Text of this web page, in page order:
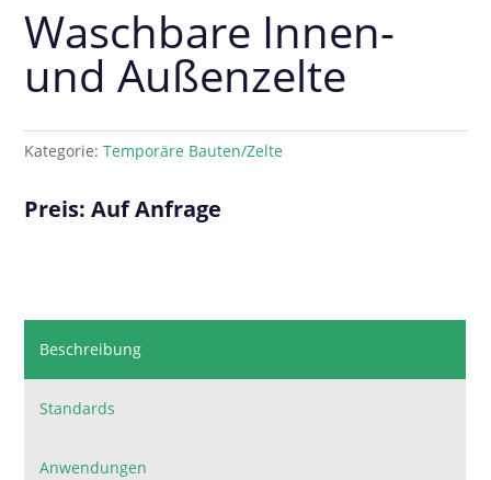
Waschbare Innen-
und Außenzelte
Kategorie:Temporäre Bauten/Zelte
Preis: Auf Anfrage
Beschreibung
Standards
Anwendungen